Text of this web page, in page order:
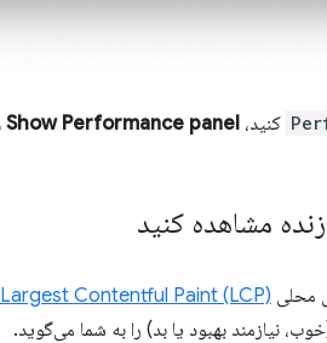
کنید، Show Performance panel را
محلی Largest Contentful Paint (LCP)
نیازمند بهبود یا بد) را به شما می‌گوید.